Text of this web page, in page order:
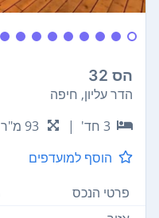
הס 32
הדר עליון, חיפה
3 חד'
| 93 מ"ר
הוסף למועדפים
פרטי הנכס